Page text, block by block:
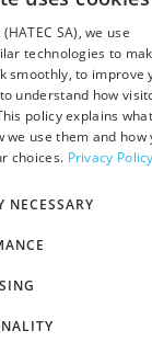
HQ OFFICE
54626
SA), we use
technologies to
smoothly, to improve
understand how
policy explains what
we use them and how
choices. Privacy Policy
NECESSARY